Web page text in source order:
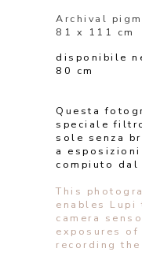
Archival
81 x 111 cm
disponibile
80 cm
Questa
speciale
sole senza
a
compiuto
This
enables
camera
exposures
recording